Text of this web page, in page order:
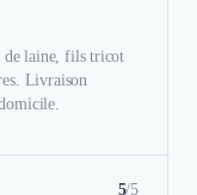
de laine, fils tricot
Livraison
5/5